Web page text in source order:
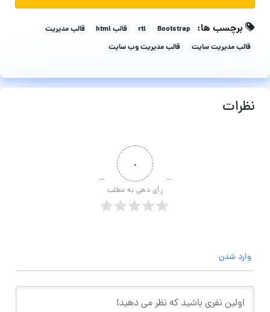
برچسب ها: Bootstrap
rtl قالب html
قالب مدیریت
قالب مدیریت سایت
قالب مدیریت وب سایت
نظرات
۰
رأی دهی به مطلب
وارد شدن